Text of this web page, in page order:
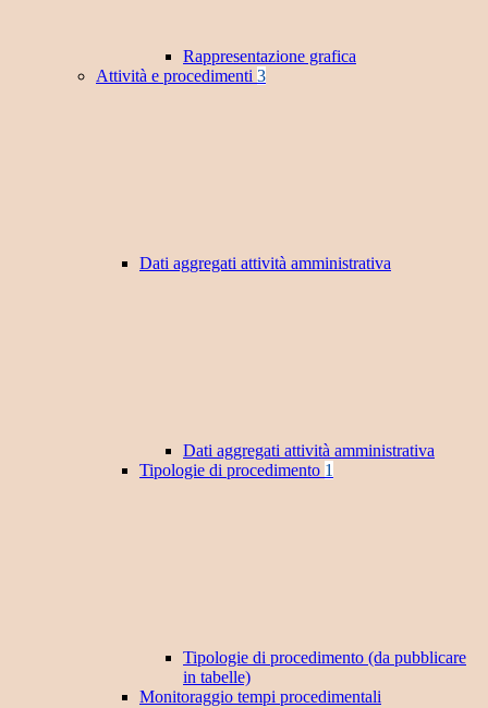
Rappresentazione grafica
Attività e procedimenti 3
Dati aggregati attività amministrativa
Dati aggregati attività amministrativa
Tipologie di procedimento 1
Tipologie di procedimento (da pubblicare
in tabelle)
Monitoraggio tempi procedimentali